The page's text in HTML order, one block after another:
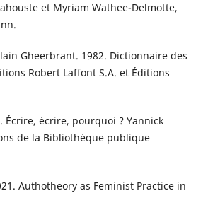
et Myriam Wathee-Delmotte,
Gheerbrant. 1982. Dictionnaire des
Robert Laffont S.A. et Éditions
Écrire, écrire, pourquoi ? Yannick
de la Bibliothèque publique
Authotheory as Feminist Practice in